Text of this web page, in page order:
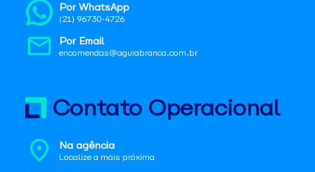
Por WhatsApp
(21) 96730-4726
Por Email
encomendas@aguiabranca.com.br
Contato Operacional
Na agência
Localize a mais próxima